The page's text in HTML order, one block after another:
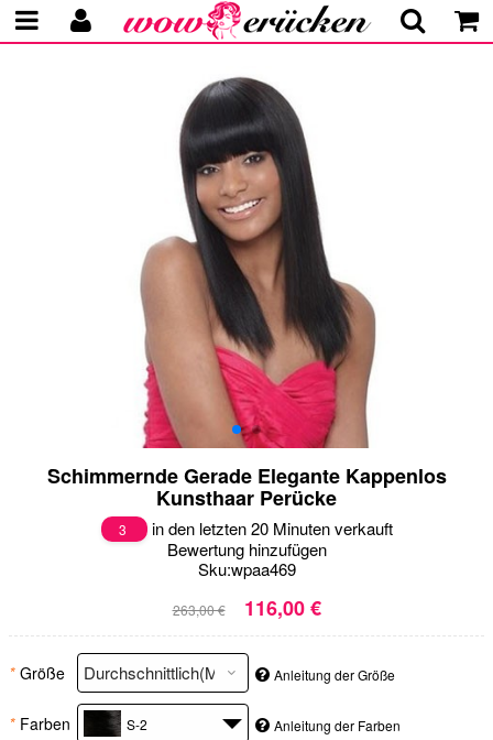
Schimmernde Gerade Elegante Kappenlos
Kunsthaar Perücke
3
in den letzten 20 Minuten verkauft
Bewertung hinzufügen
Sku:wpaa469
263,00 € 116,00 €
* Größe Anleitung der Größe
* Farben S-2 Anleitung der Farben